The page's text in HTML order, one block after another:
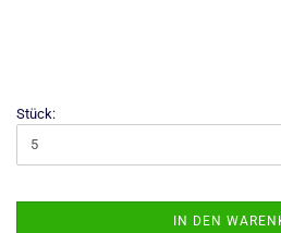
Stück:
IN DEN